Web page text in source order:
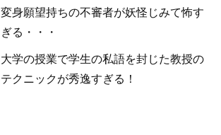
変身願望持ちの不審者が妖怪じみて怖す
ぎる・・・
大学の授業で学生の私語を封じた教授の
テクニックが秀逸すぎる！